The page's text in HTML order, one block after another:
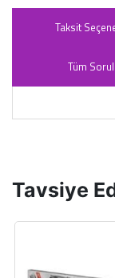
Taksit
Tüm
Tavsiye